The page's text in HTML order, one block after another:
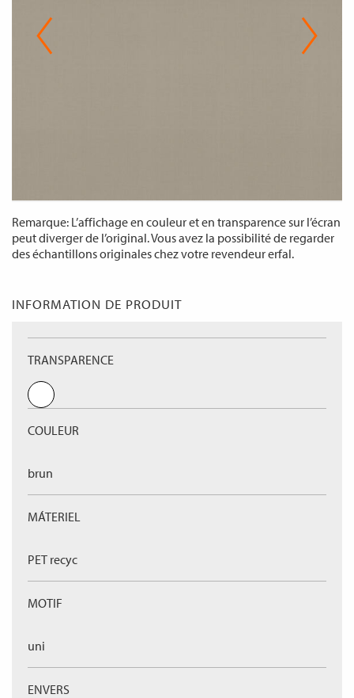
Remarque: L’affichage en couleur et en transparence sur l’écran
peut diverger de l’original. Vous avez la possibilité de regarder
des échantillons originales chez votre revendeur erfal.
INFORMATION DE PRODUIT
TRANSPARENCE
COULEUR
brun
MÁTERIEL
PET recyc
MOTIF
uni
ENVERS